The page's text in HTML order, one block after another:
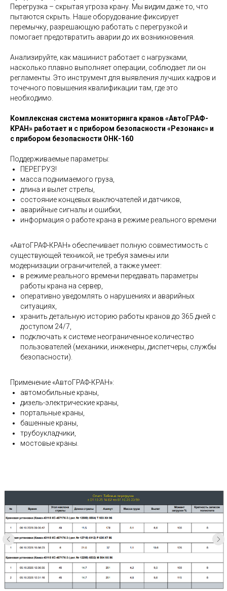
Перегрузка – скрытая угроза крану. Мы видим даже то, что
пытаются скрыть. Наше оборудование фиксирует
перемычку, разрешающую работать с перегрузкой и
помогает предотвратить аварии до их возникновения.
Анализируйте, как машинист работает с нагрузками,
насколько плавно выполняет операции, соблюдает ли он
регламенты. Это инструмент для выявления лучших кадров и
точечного повышения квалификации там, где это
необходимо.
Комплексная система мониторинга кранов «АвтоГРАФ-
КРАН» работает и с прибором безопасности «Резонанс» и
с прибором безопасности ОНК-160
Поддерживаемые параметры:
ПЕРЕГРУЗ!
масса поднимаемого груза,
длина и вылет стрелы,
состояние концевых выключателей и датчиков,
аварийные сигналы и ошибки,
информация о работе крана в режиме реального времени
«АвтоГРАФ-КРАН» обеспечивает полную совместимость с
существующей техникой, не требуя замены или
модернизации ограничителей, а также умеет:
в режиме реального времени передавать параметры
работы крана на сервер,
оперативно уведомлять о нарушениях и аварийных
ситуациях,
хранить детальную историю работы кранов до 365 дней с
доступом 24/7,
подключать к системе неограниченное количество
пользователей (механики, инженеры, диспетчеры, службы
безопасности).
Применение «АвтоГРАФ-КРАН»:
автомобильные краны,
дизель-электрические краны,
портальные краны,
башенные краны,
трубоукладчики,
мостовые краны.